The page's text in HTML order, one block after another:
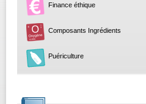
Finance éthique
Composants Ingrédients
Puériculture